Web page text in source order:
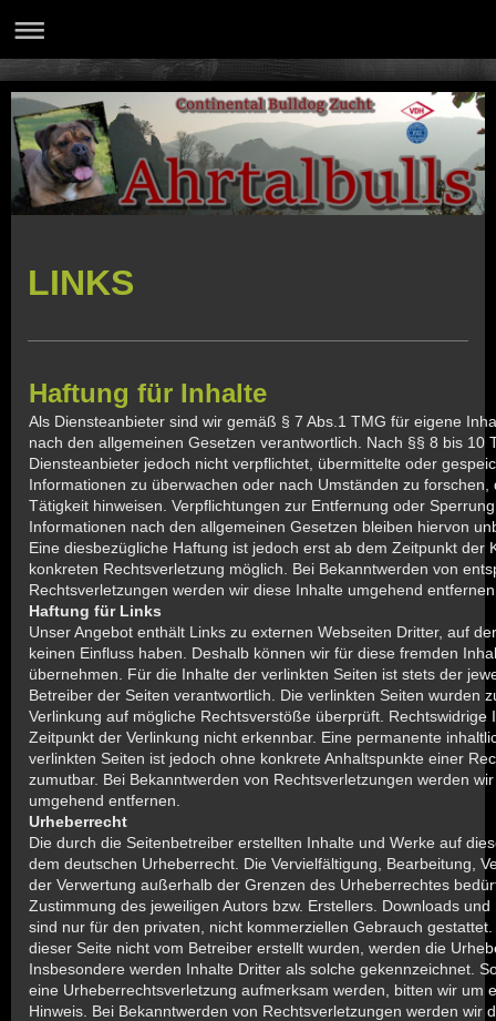
LINKS
Haftung für Inhalte
Als Diensteanbieter sind wir gemäß § 7 Abs.1 TMG für eigene
nach den allgemeinen Gesetzen verantwortlich. Nach §§ 8 bis 10
Diensteanbieter jedoch nicht verpflichtet, übermittelte oder
Informationen zu überwachen oder nach Umständen zu
Tätigkeit hinweisen. Verpflichtungen zur Entfernung oder
Informationen nach den allgemeinen Gesetzen bleiben hiervon
Eine diesbezügliche Haftung ist jedoch erst ab dem Zeitpunkt der
konkreten Rechtsverletzung möglich. Bei Bekanntwerden von
Rechtsverletzungen werden wir diese Inhalte umgehend
Haftung für Links
Unser Angebot enthält Links zu externen Webseiten Dritter, auf
keinen Einfluss haben. Deshalb können wir für diese fremden
übernehmen. Für die Inhalte der verlinkten Seiten ist stets der
Betreiber der Seiten verantwortlich. Die verlinkten Seiten wurden
Verlinkung auf mögliche Rechtsverstöße überprüft. Rechtswidrige
Zeitpunkt der Verlinkung nicht erkennbar. Eine permanente
verlinkten Seiten ist jedoch ohne konkrete Anhaltspunkte einer
zumutbar. Bei Bekanntwerden von Rechtsverletzungen werden
umgehend entfernen.
Urheberrecht
Die durch die Seitenbetreiber erstellten Inhalte und Werke auf
dem deutschen Urheberrecht. Die Vervielfältigung, Bearbeitung,
der Verwertung außerhalb der Grenzen des Urheberrechtes
Zustimmung des jeweiligen Autors bzw. Erstellers. Downloads
sind nur für den privaten, nicht kommerziellen Gebrauch
dieser Seite nicht vom Betreiber erstellt wurden, werden die
Insbesondere werden Inhalte Dritter als solche gekennzeichnet.
eine Urheberrechtsverletzung aufmerksam werden, bitten wir um
Hinweis. Bei Bekanntwerden von Rechtsverletzungen werden wir